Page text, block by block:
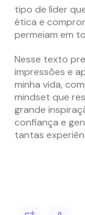
tipo de líder
ética e
permeiam em
Nesse texto
impressões e
minha vida,
mindset que
grande
confiança e
tantas